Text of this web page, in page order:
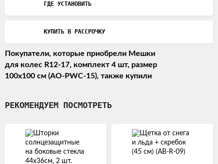
ГДЕ УСТАНОВИТЬ
КУПИТЬ В РАССРОЧКУ
Покупатели, которые приобрели Мешки
для колес R12-17, комплект 4 шт, размер
100х100 см (AO-PWC-15), также купили
РЕКОМЕНДУЕМ ПОСМОТРЕТЬ